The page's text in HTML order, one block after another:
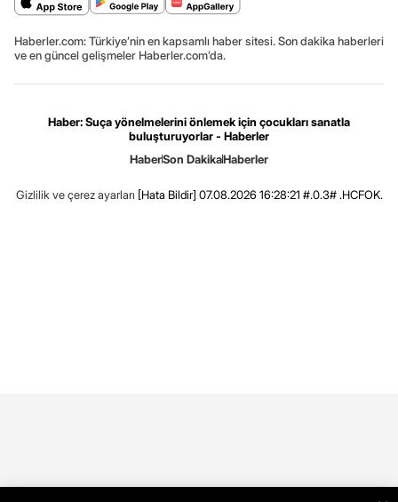
Haberler.com: Türkiye’nin en kapsamlı haber sitesi. Son dakika haberleri
ve en güncel gelişmeler Haberler.com’da.
Haber: Suça yönelmelerini önlemek için çocukları sanatla
buluşturuyorlar - Haberler
HaberSon DakikaHaberler
Gizlilik ve çerez ayarları [Hata Bildir] 07.08.2026 16:28:21 #.0.3# .HCFOK.